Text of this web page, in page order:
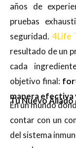
años de
pruebas
seguridad. 4Life
resultado de un
cada
objetivo final:
manera efectiva
Tu Nuevo Aliado
En un mundo
contar con un
del sistema